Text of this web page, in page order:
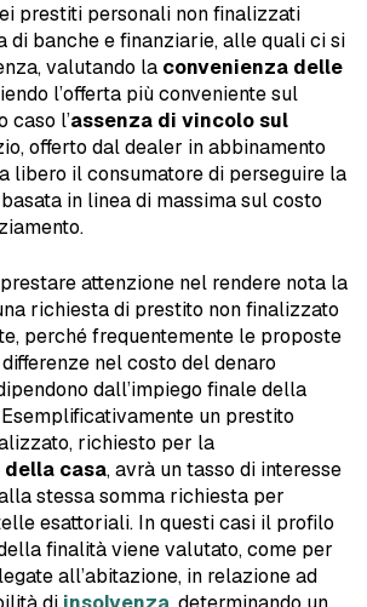
prestiti personali non finalizzati
di banche e finanziarie, alle quali ci si
valutando la convenienza delle
l’offerta più conveniente sul
caso l’assenza di vincolo sul
offerto dal dealer in abbinamento
libero il consumatore di perseguire la
in linea di massima sul costo
attenzione nel rendere nota la
richiesta di prestito non finalizzato
perché frequentemente le proposte
nel costo del denaro
dall’impiego finale della
un prestito
richiesto per la
casa, avrà un tasso di interesse
stessa somma richiesta per
esattoriali. In questi casi il profilo
finalità viene valutato, come per
all’abitazione, in relazione ad